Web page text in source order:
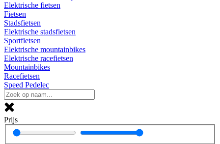
Elektrische fietsen
Fietsen
Stadsfietsen
Elektrische stadsfietsen
Sportfietsen
Elektrische mountainbikes
Elektrische racefietsen
Mountainbikes
Racefietsen
Speed Pedelec
Prijs